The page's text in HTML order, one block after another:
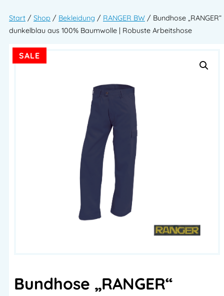
Start / Shop / Bekleidung / RANGER BW / Bundhose „RANGER“
dunkelblau aus 100% Baumwolle | Robuste Arbeitshose
SALE
Bundhose „RANGER“